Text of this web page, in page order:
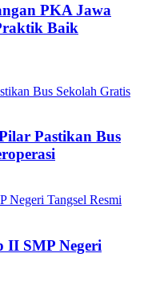
PKA Jawa
Baik
Pastikan Bus
II SMP Negeri